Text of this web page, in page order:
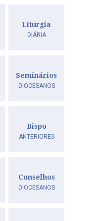
Liturgia
DIÁRIA
Seminários
DIOCESANOS
Bispo
ANTERIORES
Conselhos
DIOCESANOS